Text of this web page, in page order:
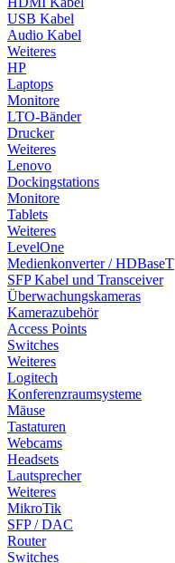
USB Kabel
Audio Kabel
Weiteres
HP
Laptops
Monitore
LTO-Bänder
Drucker
Weiteres
Lenovo
Dockingstations
Monitore
Tablets
Weiteres
LevelOne
Medienkonverter / HDBaseT
SFP Kabel und Transceiver
Überwachungskameras
Kamerazubehör
Access Points
Switches
Weiteres
Logitech
Konferenzraumsysteme
Mäuse
Tastaturen
Webcams
Headsets
Lautsprecher
Weiteres
MikroTik
SFP / DAC
Router
Switches